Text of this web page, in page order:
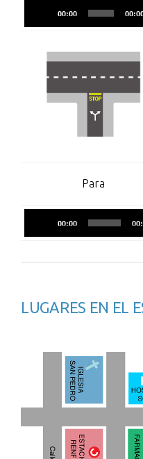
de
00:00
Para
de
00:00
LUGARES EN EL